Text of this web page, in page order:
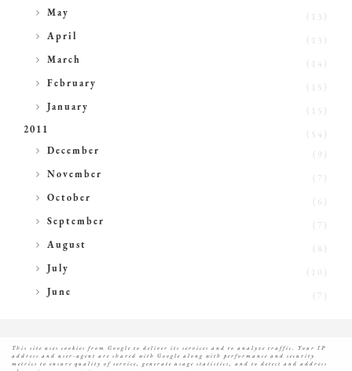
This site uses cookies from Google to deliver its services and to analyze traffic. Your IP
address and user-agent are shared with Google along with performance and security
metrics to ensure quality of service, generate usage statistics, and to detect and address
►
May
(13)
►
April
(13)
►
March
(14)
►
February
(15)
►
January
(15)
2011
(54)
►
December
(9)
►
November
(7)
►
October
(6)
►
September
(7)
►
August
(8)
►
July
(10)
►
June (7)
© 2026 Happy days All rights reserved